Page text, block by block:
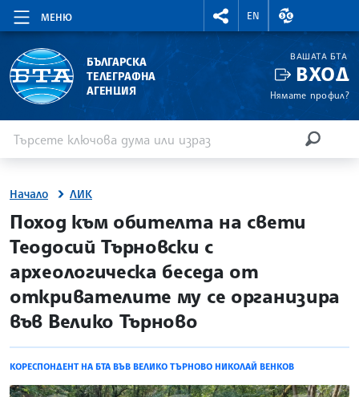
МЕНЮ
RIGHTMENU.SOCIAL
EN
ВАЛУТНИ
БЪЛГАРСКА
ТЕЛЕГРАФНА
АГЕНЦИЯ
ВАШАТА БТА
ВХОД
Нямате профил?
Начало ЛИК
site.bta
Поход към обителта на свети
Теодосий Търновски с
археологическа беседа от
откривателите му се организира
във Велико Търново
КОРЕСПОНДЕНТ НА БТА ВЪВ ВЕЛИКО ТЪРНОВО НИКОЛАЙ ВЕНКОВ